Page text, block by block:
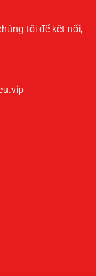
tôi để kêt nối,